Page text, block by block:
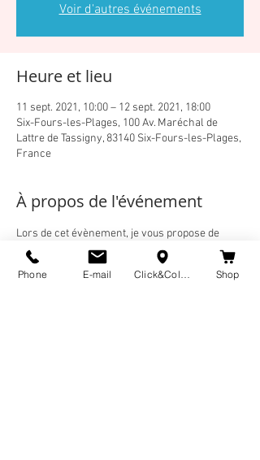
Voir d'autres événements
Heure et lieu
11 sept. 2021, 10:00 – 12 sept. 2021, 18:00
Six-Fours-les-Plages, 100 Av. Maréchal de
Lattre de Tassigny, 83140 Six-Fours-les-Plages,
France
À propos de l'événement
Lors de cet évènement, je vous propose de
découvrir ou redecouvrir mes illustrations
graphiques inspirées de marches silencieuses
Phone E-mail Shop